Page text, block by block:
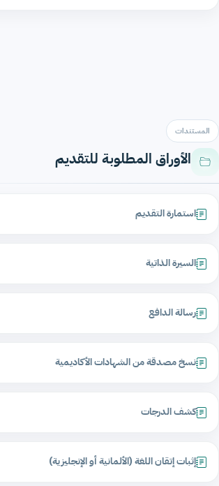
المستندات
الأوراق المطلوبة للتقديم
استمارة التقديم
السيرة الذاتية
رسالة الدافع
نسخ مصدقة من الشهادات الأكاديمية
كشف الدرجات
إثبات إتقان اللغة (الألمانية أو الإنجليزية)